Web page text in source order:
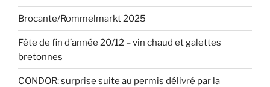
Brocante/Rommelmarkt 2025
Fête de fin d’année 20/12 – vin chaud et galettes
bretonnes
CONDOR: surprise suite au permis délivré par la